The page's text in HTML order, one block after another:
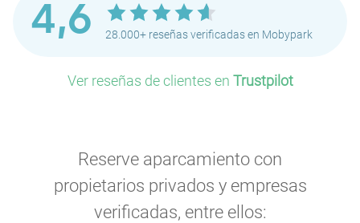
4,6 28.000+ reseñas verificadas en Mobypark
Ver reseñas de clientes en Trustpilot
Reserve aparcamiento con
propietarios privados y empresas
verificadas, entre ellos: